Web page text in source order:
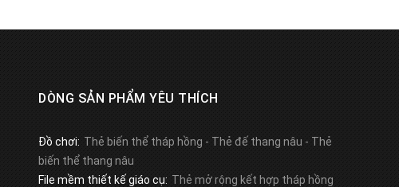
DÒNG SẢN PHẨM YÊU THÍCH
Đồ chơi: Thẻ biến thể tháp hồng - Thẻ đế thang nâu - Thẻ
biến thể thang nâu
File mềm thiết kế giáo cụ: Thẻ mở rộng kết hợp tháp hồng